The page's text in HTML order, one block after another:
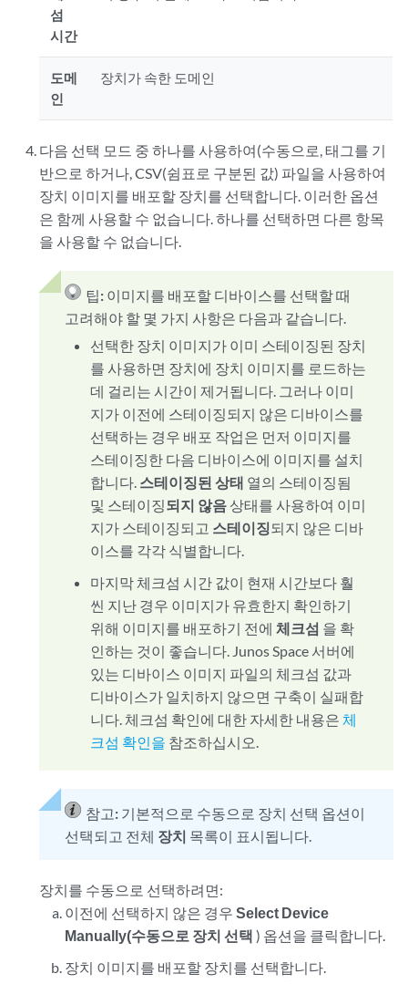
섬
시간
도메
인
장치가 속한 도메인
다음 선택 모드 중 하나를 사용하여(수동으로, 태그를 기
반으로 하거나, CSV(쉼표로 구분된 값) 파일을 사용하여
장치 이미지를 배포할 장치를 선택합니다. 이러한 옵션
은 함께 사용할 수 없습니다. 하나를 선택하면 다른 항목
을 사용할 수 없습니다.
팁: 이미지를 배포할 디바이스를 선택할 때
고려해야 할 몇 가지 사항은 다음과 같습니다.
선택한 장치 이미지가 이미 스테이징된 장치
를 사용하면 장치에 장치 이미지를 로드하는
데 걸리는 시간이 제거됩니다. 그러나 이미
지가 이전에 스테이징되지 않은 디바이스를
선택하는 경우 배포 작업은 먼저 이미지를
스테이징한 다음 디바이스에 이미지를 설치
합니다. 스테이징된 상태 열의 스테이징됨
및 스테이징되지 않음상태를 사용하여 이미
지가 스테이징되고 스테이징되지 않은 디바
이스를 각각 식별합니다.
마지막 체크섬 시간 값이 현재 시간보다 훨
씬 지난 경우 이미지가 유효한지 확인하기
위해 이미지를 배포하기 전에 체크섬 을 확
인하는 것이 좋습니다. Junos Space 서버에
있는 디바이스 이미지 파일의 체크섬 값과
디바이스가 일치하지 않으면 구축이 실패합
니다. 체크섬 확인에 대한 자세한 내용은 체
크섬 확인을 참조하십시오.
참고: 기본적으로 수동으로 장치 선택 옵션이
선택되고 전체 장치 목록이 표시됩니다.
장치를 수동으로 선택하려면:
이전에 선택하지 않은 경우 Select Device
Manually(수동으로 장치 선택 ) 옵션을 클릭합니다.
장치 이미지를 배포할 장치를 선택합니다.